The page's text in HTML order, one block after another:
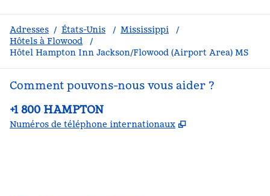
Adresses / États-Unis / Mississippi
/
Hôtels à Flowood
/
Hôtel Hampton Inn Jackson/Flowood (Airport Area) MS
Comment pouvons-nous vous aider ?
Téléphone :
+1 800 HAMPTON
Numéros de téléphone internationaux ,